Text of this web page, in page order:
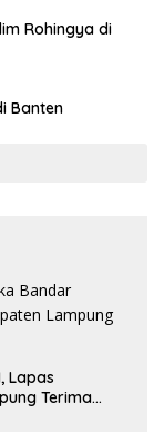
Rohingya di
Banten
Lapas
Terima